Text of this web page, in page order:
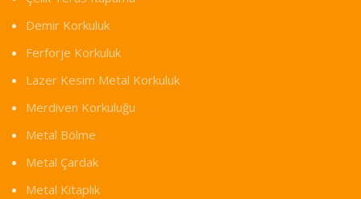
Demir Korkuluk
Ferforje Korkuluk
Lazer Kesim Metal Korkuluk
Merdiven Korkuluğu
Metal Bölme
Metal Çardak
Metal Kitaplık